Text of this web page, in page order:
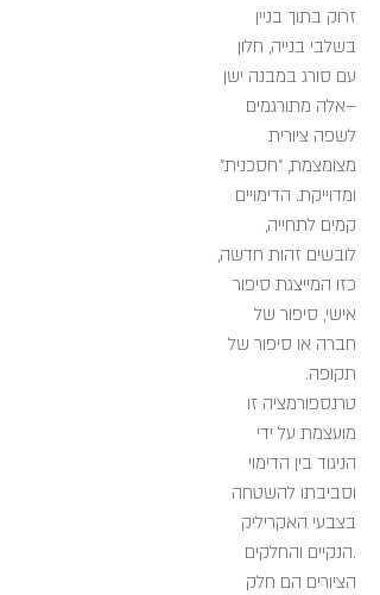
זרוק בתוך בניין
בשלבי בנייה, חלון
עם סורג במבנה ישן
–אלה מתורגמים
לשפה ציורית
מצומצמת, "חסכנית"
ומדוייקת. הדימויים
קמים לתחייה,
לובשים זהות חדשה,
כזו המייצגת סיפור
אישי, סיפור של
חברה או סיפור של
תקופה.
טרנספורמציה זו
מועצמת על ידי
הניגוד בין הדימוי
וסביבתו להשטחה
בצבעי האקריליק
הנקיים והחלקים.
הציורים הם חלק